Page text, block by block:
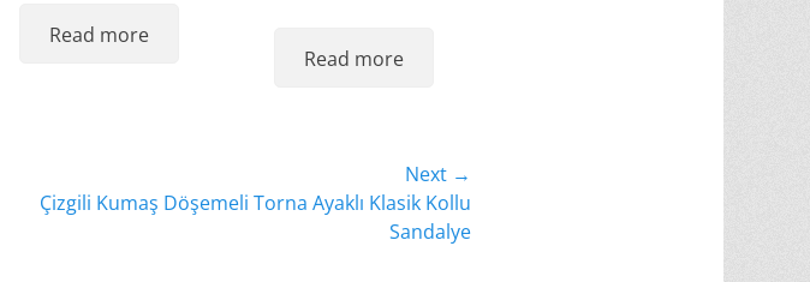
Read more
Read more
Next →
NextÇizgili Kumaş Döşemeli Torna Ayaklı Klasik Kollu
Sandalye